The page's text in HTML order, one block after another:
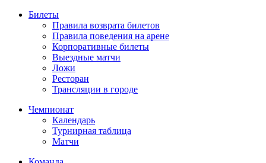
Билеты
Правила возврата билетов
Правила поведения на арене
Корпоративные билеты
Выездные матчи
Ложи
Ресторан
Трансляции в городе
Чемпионат
Календарь
Турнирная таблица
Матчи